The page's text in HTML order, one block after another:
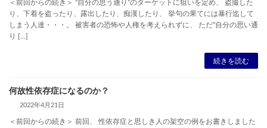
＜前回からの続き＞ ”自分の思う通り”のターゲットに狙いを定め、 盗撮した
り、下着を盗ったり、露出したり、痴漢したり、 挙句の果てには暴行迄して
しまう人達・・・。 被害者の恐怖や人権を考えられずに、 ただ”自分の思い通
り […]
続きを読む
何故性依存症になるのか？
2022年4月21日
＜前回からの続き＞ 前回、 性依存症と思しき人の架空の例をお書きしました